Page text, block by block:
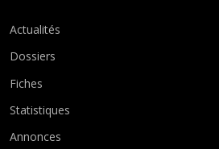
Actualités
Dossiers
Fiches
Statistiques
Annonces